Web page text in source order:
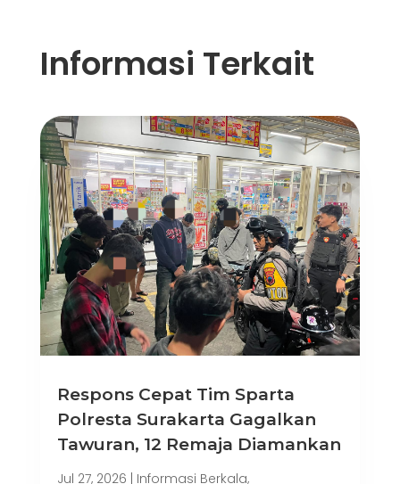
Informasi Terkait
Respons Cepat Tim Sparta
Polresta Surakarta Gagalkan
Tawuran, 12 Remaja Diamankan
Jul 27, 2026 | Informasi Berkala,